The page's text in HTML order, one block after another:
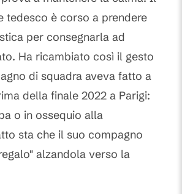
tedesco è corso a prendere
per consegnarla ad
Ha ricambiato così il gesto
di squadra aveva fatto a
della finale 2022 a Parigi:
o in ossequio alla
sta che il suo compagno
alzandola verso la